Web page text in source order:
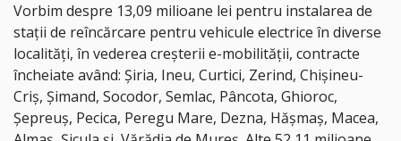
Vorbim despre 13,09 milioane lei pentru instalarea de
staţii de reîncărcare pentru vehicule electrice în diverse
localități, în vederea creşterii e-mobilităţii, contracte
încheiate având: Şiria, Ineu, Curtici, Zerind, Chişineu-
Criş, Şimand, Socodor, Semlac, Pâncota, Ghioroc,
Şepreuş, Pecica, Peregu Mare, Dezna, Hăşmaş, Macea,